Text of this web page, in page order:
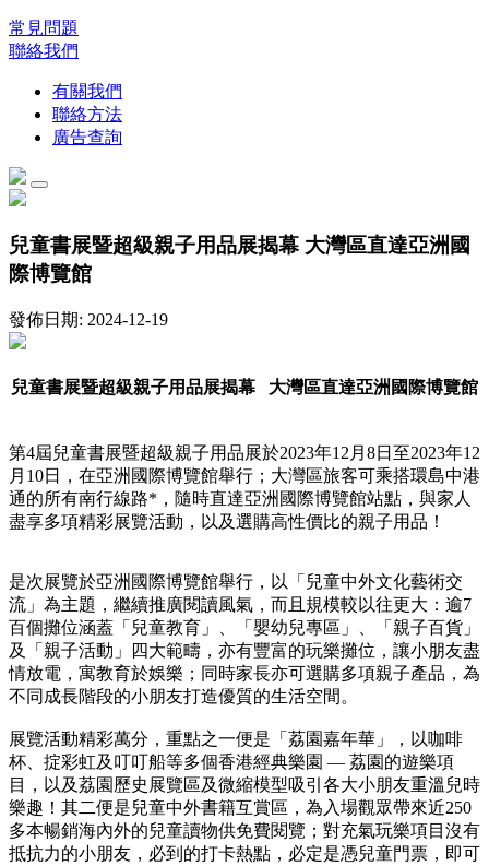
常見問題
聯絡我們
有關我們
聯絡方法
廣告查詢
兒童書展暨超級親子用品展揭幕 大灣區直達亞洲國
際博覽館
發佈日期: 2024-12-19
兒童書展暨超級親子用品展揭幕 大灣區直達亞洲國際博覽館
第4屆兒童書展暨超級親子用品展於2023年12月8日至2023年12
月10日，在亞洲國際博覽館舉行；大灣區旅客可乘搭環島中港
通的所有南行線路*，隨時直達亞洲國際博覽館站點，與家人
盡享多項精彩展覽活動，以及選購高性價比的親子用品！
是次展覽於亞洲國際博覽館舉行，以「兒童中外文化藝術交
流」為主題，繼續推廣閱讀風氣，而且規模較以往更大：逾7
百個攤位涵蓋「兒童教育」、「嬰幼兒專區」、「親子百貨」
及「親子活動」四大範疇，亦有豐富的玩樂攤位，讓小朋友盡
情放電，寓教育於娛樂；同時家長亦可選購多項親子產品，為
不同成長階段的小朋友打造優質的生活空間。
展覽活動精彩萬分，重點之一便是「荔園嘉年華」，以咖啡
杯、掟彩虹及叮叮船等多個香港經典樂園 — 荔園的遊樂項
目，以及荔園歷史展覽區及微縮模型吸引各大小朋友重溫兒時
樂趣！其二便是兒童中外書籍互賞區，為入場觀眾帶來近250
多本暢銷海內外的兒童讀物供免費閱覽；對充氣玩樂項目沒有
抵抗力的小朋友，必到的打卡熱點，必定是憑兒童門票，即可